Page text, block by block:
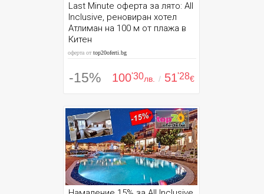
Last Minute оферта за лято: All
Inclusive, реновиран хотел
Атлиман на 100 м от плажа в
Китен
оферта отtop20oferti.bg
-15% 100'30лв. / 51'28€